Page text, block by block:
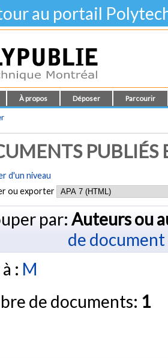
au portail
À propos Déposer Parcourir
PUBLIÉS
d'un niveau
ou exporter
par: Auteurs ou
de document
: M
de documents: 1